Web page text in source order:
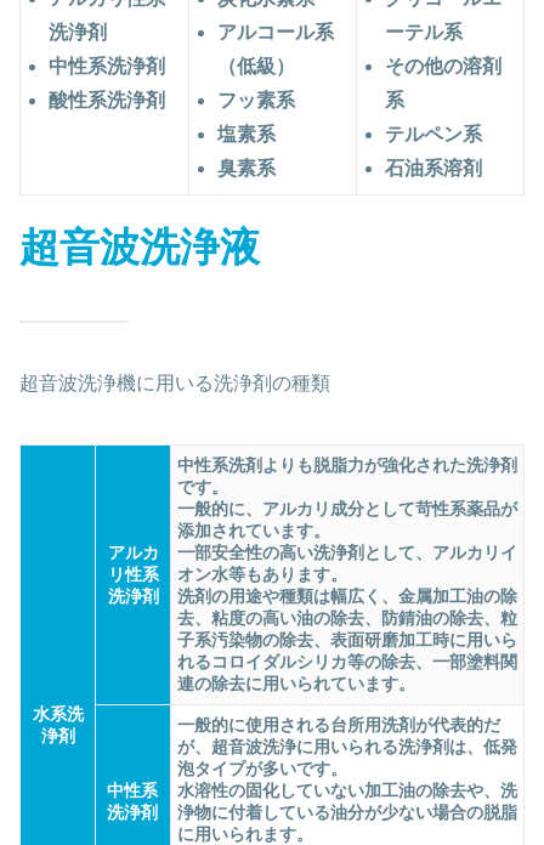
洗浄剤
中性系洗浄剤
酸性系洗浄剤
アルコール系
（低級）
フッ素系
塩素系
臭素系
ーテル系
その他の溶剤
系
テルペン系
石油系溶剤
超音波洗浄液
超音波洗浄機に用いる洗浄剤の種類
水系洗
浄剤
アルカ
リ性系
洗浄剤
中性系洗剤よりも脱脂力が強化された洗浄剤
です。
一般的に、アルカリ成分として苛性系薬品が
添加されています。
一部安全性の高い洗浄剤として、アルカリイ
オン水等もあります。
洗剤の用途や種類は幅広く、金属加工油の除
去、粘度の高い油の除去、防錆油の除去、粒
子系汚染物の除去、表面研磨加工時に用いら
れるコロイダルシリカ等の除去、一部塗料関
連の除去に用いられています。
中性系
洗浄剤
一般的に使用される台所用洗剤が代表的だ
が、超音波洗浄に用いられる洗浄剤は、低発
泡タイプが多いです。
水溶性の固化していない加工油の除去や、洗
浄物に付着している油分が少ない場合の脱脂
に用いられます。